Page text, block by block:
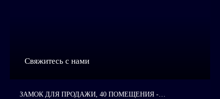
Свяжитесь с нами
ЗАМОК ДЛЯ ПРОДАЖИ, 40 ПОМЕЩЕНИЯ -